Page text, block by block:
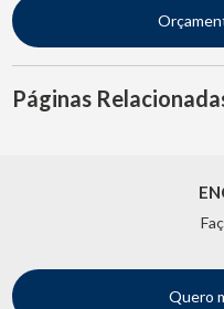
Páginas
Quero